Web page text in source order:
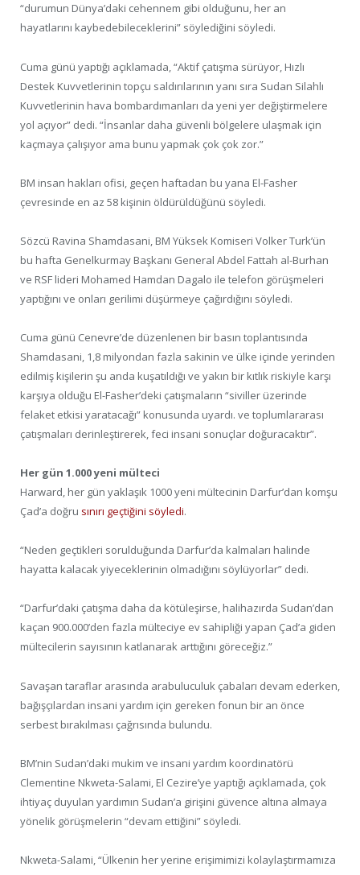
“durumun Dünya’daki cehennem gibi olduğunu, her an
hayatlarını kaybedebileceklerini” söylediğini söyledi.
Cuma günü yaptığı açıklamada, “Aktif çatışma sürüyor, Hızlı
Destek Kuvvetlerinin topçu saldırılarının yanı sıra Sudan Silahlı
Kuvvetlerinin hava bombardımanları da yeni yer değiştirmelere
yol açıyor” dedi. “İnsanlar daha güvenli bölgelere ulaşmak için
kaçmaya çalışıyor ama bunu yapmak çok çok zor.”
BM insan hakları ofisi, geçen haftadan bu yana El-Fasher
çevresinde en az 58 kişinin öldürüldüğünü söyledi.
Sözcü Ravina Shamdasani, BM Yüksek Komiseri Volker Turk’ün
bu hafta Genelkurmay Başkanı General Abdel Fattah al-Burhan
ve RSF lideri Mohamed Hamdan Dagalo ile telefon görüşmeleri
yaptığını ve onları gerilimi düşürmeye çağırdığını söyledi.
Cuma günü Cenevre’de düzenlenen bir basın toplantısında
Shamdasani, 1,8 milyondan fazla sakinin ve ülke içinde yerinden
edilmiş kişilerin şu anda kuşatıldığı ve yakın bir kıtlık riskiyle karşı
karşıya olduğu El-Fasher’deki çatışmaların “siviller üzerinde
felaket etkisi yaratacağı” konusunda uyardı. ve toplumlararası
çatışmaları derinleştirerek, feci insani sonuçlar doğuracaktır”.
Her gün 1.000 yeni mülteci
Harward, her gün yaklaşık 1000 yeni mültecinin Darfur’dan komşu
Çad’a doğru sınırı geçtiğini söyledi.
“Neden geçtikleri sorulduğunda Darfur’da kalmaları halinde
hayatta kalacak yiyeceklerinin olmadığını söylüyorlar” dedi.
“Darfur’daki çatışma daha da kötüleşirse, halihazırda Sudan’dan
kaçan 900.000’den fazla mülteciye ev sahipliği yapan Çad’a giden
mültecilerin sayısının katlanarak arttığını göreceğiz.”
Savaşan taraflar arasında arabuluculuk çabaları devam ederken,
bağışçılardan insani yardım için gereken fonun bir an önce
serbest bırakılması çağrısında bulundu.
BM’nin Sudan’daki mukim ve insani yardım koordinatörü
Clementine Nkweta-Salami, El Cezire’ye yaptığı açıklamada, çok
ihtiyaç duyulan yardımın Sudan’a girişini güvence altına almaya
yönelik görüşmelerin “devam ettiğini” söyledi.
Nkweta-Salami, “Ülkenin her yerine erişimimizi kolaylaştırmamıza